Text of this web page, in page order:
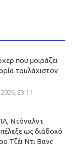
που μοιράζει
τουλάχιστον
23:11
Ντόναλντ
ως διάδοχό
Τζέι Ντι Βανς